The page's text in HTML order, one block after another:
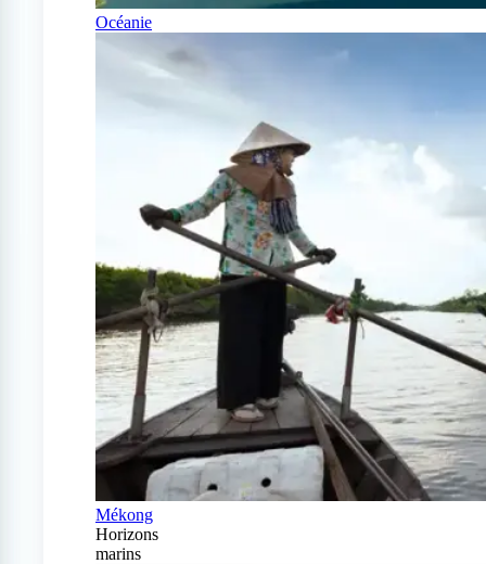
Océanie
Mékong
Horizons
marins